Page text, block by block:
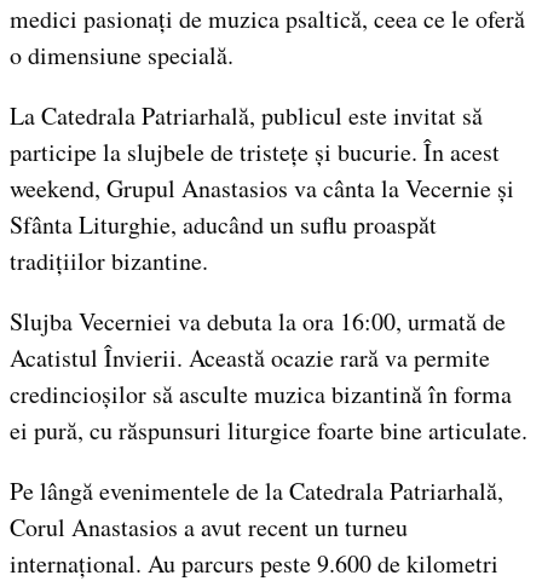
medici pasionați de muzica psaltică, ceea ce le oferă
o dimensiune specială.
La Catedrala Patriarhală, publicul este invitat să
participe la slujbele de tristețe și bucurie. În acest
weekend, Grupul Anastasios va cânta la Vecernie și
Sfânta Liturghie, aducând un suflu proaspăt
tradițiilor bizantine.
Slujba Vecerniei va debuta la ora 16:00, urmată de
Acatistul Învierii. Această ocazie rară va permite
credincioșilor să asculte muzica bizantină în forma
ei pură, cu răspunsuri liturgice foarte bine articulate.
Pe lângă evenimentele de la Catedrala Patriarhală,
Corul Anastasios a avut recent un turneu
internațional. Au parcurs peste 9.600 de kilometri